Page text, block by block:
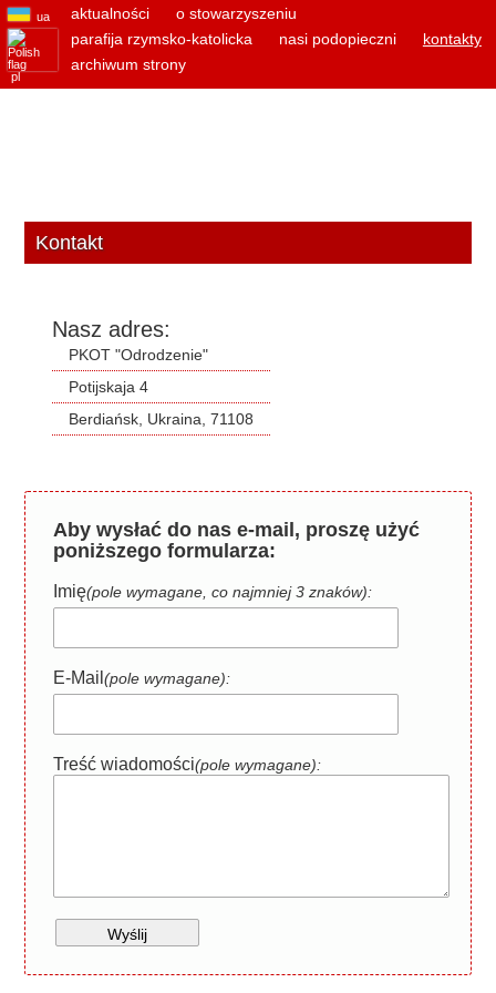
ua
pl
aktualności
o stowarzyszeniu
parafija rzymsko-katolicka
nasi podopieczni
kontakty
archiwum strony
Kontakt
Nasz adres:
PKOT "Odrodzenie"
Potijskaja 4
Berdiańsk, Ukraina, 71108
Aby wysłać do nas e-mail, proszę użyć
poniższego formularza:
Imię(pole wymagane, co najmniej 3 znaków):
E-Mail (pole wymagane):
Treść wiadomości(pole wymagane):